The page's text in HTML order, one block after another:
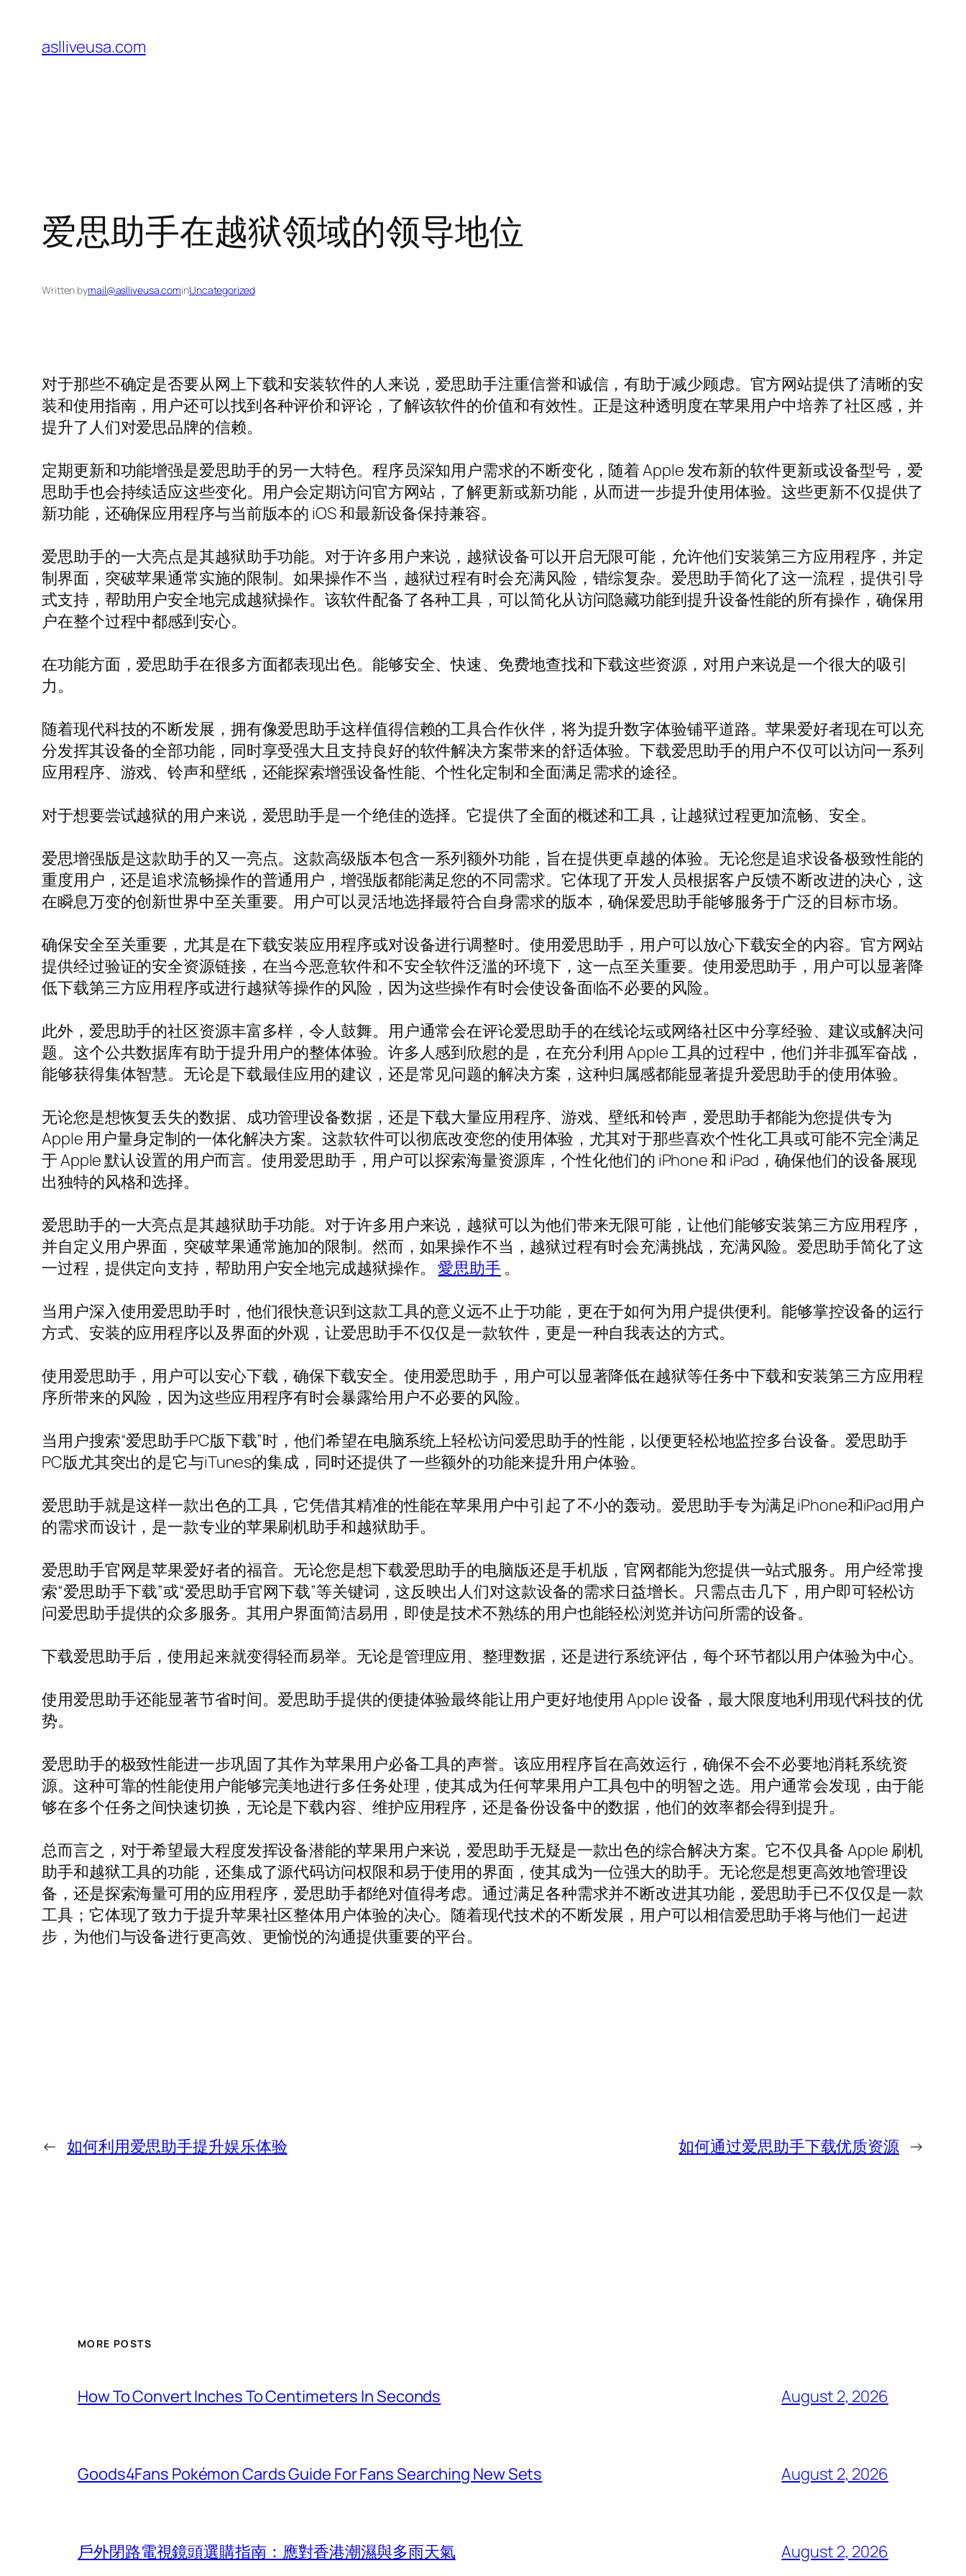
content
aslliveusa.com
爱思助手在越狱领域的领导地位
Written bymail@aslliveusa.cominUncategorized
对于那些不确定是否要从网上下载和安装软件的人来说，爱思助手注重信誉和诚信，有助于减少顾虑。官方网站提供了清晰的安
装和使用指南，用户还可以找到各种评价和评论，了解该软件的价值和有效性。正是这种透明度在苹果用户中培养了社区感，并
提升了人们对爱思品牌的信赖。
定期更新和功能增强是爱思助手的另一大特色。程序员深知用户需求的不断变化，随着 Apple 发布新的软件更新或设备型号，爱
思助手也会持续适应这些变化。用户会定期访问官方网站，了解更新或新功能，从而进一步提升使用体验。这些更新不仅提供了
新功能，还确保应用程序与当前版本的 iOS 和最新设备保持兼容。
爱思助手的一大亮点是其越狱助手功能。对于许多用户来说，越狱设备可以开启无限可能，允许他们安装第三方应用程序，并定
制界面，突破苹果通常实施的限制。如果操作不当，越狱过程有时会充满风险，错综复杂。爱思助手简化了这一流程，提供引导
式支持，帮助用户安全地完成越狱操作。该软件配备了各种工具，可以简化从访问隐藏功能到提升设备性能的所有操作，确保用
户在整个过程中都感到安心。
在功能方面，爱思助手在很多方面都表现出色。能够安全、快速、免费地查找和下载这些资源，对用户来说是一个很大的吸引
力。
随着现代科技的不断发展，拥有像爱思助手这样值得信赖的工具合作伙伴，将为提升数字体验铺平道路。苹果爱好者现在可以充
分发挥其设备的全部功能，同时享受强大且支持良好的软件解决方案带来的舒适体验。下载爱思助手的用户不仅可以访问一系列
应用程序、游戏、铃声和壁纸，还能探索增强设备性能、个性化定制和全面满足需求的途径。
对于想要尝试越狱的用户来说，爱思助手是一个绝佳的选择。它提供了全面的概述和工具，让越狱过程更加流畅、安全。
爱思增强版是这款助手的又一亮点。这款高级版本包含一系列额外功能，旨在提供更卓越的体验。无论您是追求设备极致性能的
重度用户，还是追求流畅操作的普通用户，增强版都能满足您的不同需求。它体现了开发人员根据客户反馈不断改进的决心，这
在瞬息万变的创新世界中至关重要。用户可以灵活地选择最符合自身需求的版本，确保爱思助手能够服务于广泛的目标市场。
确保安全至关重要，尤其是在下载安装应用程序或对设备进行调整时。使用爱思助手，用户可以放心下载安全的内容。官方网站
提供经过验证的安全资源链接，在当今恶意软件和不安全软件泛滥的环境下，这一点至关重要。使用爱思助手，用户可以显著降
低下载第三方应用程序或进行越狱等操作的风险，因为这些操作有时会使设备面临不必要的风险。
此外，爱思助手的社区资源丰富多样，令人鼓舞。用户通常会在评论爱思助手的在线论坛或网络社区中分享经验、建议或解决问
题。这个公共数据库有助于提升用户的整体体验。许多人感到欣慰的是，在充分利用 Apple 工具的过程中，他们并非孤军奋战，
能够获得集体智慧。无论是下载最佳应用的建议，还是常见问题的解决方案，这种归属感都能显著提升爱思助手的使用体验。
无论您是想恢复丢失的数据、成功管理设备数据，还是下载大量应用程序、游戏、壁纸和铃声，爱思助手都能为您提供专为
Apple 用户量身定制的一体化解决方案。这款软件可以彻底改变您的使用体验，尤其对于那些喜欢个性化工具或可能不完全满足
于 Apple 默认设置的用户而言。使用爱思助手，用户可以探索海量资源库，个性化他们的 iPhone 和 iPad，确保他们的设备展现
出独特的风格和选择。
爱思助手的一大亮点是其越狱助手功能。对于许多用户来说，越狱可以为他们带来无限可能，让他们能够安装第三方应用程序，
并自定义用户界面，突破苹果通常施加的限制。然而，如果操作不当，越狱过程有时会充满挑战，充满风险。爱思助手简化了这
一过程，提供定向支持，帮助用户安全地完成越狱操作。愛思助手 。
当用户深入使用爱思助手时，他们很快意识到这款工具的意义远不止于功能，更在于如何为用户提供便利。能够掌控设备的运行
方式、安装的应用程序以及界面的外观，让爱思助手不仅仅是一款软件，更是一种自我表达的方式。
使用爱思助手，用户可以安心下载，确保下载安全。使用爱思助手，用户可以显著降低在越狱等任务中下载和安装第三方应用程
序所带来的风险，因为这些应用程序有时会暴露给用户不必要的风险。
当用户搜索“爱思助手PC版下载”时，他们希望在电脑系统上轻松访问爱思助手的性能，以便更轻松地监控多台设备。爱思助手
PC版尤其突出的是它与iTunes的集成，同时还提供了一些额外的功能来提升用户体验。
爱思助手就是这样一款出色的工具，它凭借其精准的性能在苹果用户中引起了不小的轰动。爱思助手专为满足iPhone和iPad用户
的需求而设计，是一款专业的苹果刷机助手和越狱助手。
爱思助手官网是苹果爱好者的福音。无论您是想下载爱思助手的电脑版还是手机版，官网都能为您提供一站式服务。用户经常搜
索“爱思助手下载”或“爱思助手官网下载”等关键词，这反映出人们对这款设备的需求日益增长。只需点击几下，用户即可轻松访
问爱思助手提供的众多服务。其用户界面简洁易用，即使是技术不熟练的用户也能轻松浏览并访问所需的设备。
下载爱思助手后，使用起来就变得轻而易举。无论是管理应用、整理数据，还是进行系统评估，每个环节都以用户体验为中心。
使用爱思助手还能显著节省时间。爱思助手提供的便捷体验最终能让用户更好地使用 Apple 设备，最大限度地利用现代科技的优
势。
爱思助手的极致性能进一步巩固了其作为苹果用户必备工具的声誉。该应用程序旨在高效运行，确保不会不必要地消耗系统资
源。这种可靠的性能使用户能够完美地进行多任务处理，使其成为任何苹果用户工具包中的明智之选。用户通常会发现，由于能
够在多个任务之间快速切换，无论是下载内容、维护应用程序，还是备份设备中的数据，他们的效率都会得到提升。
总而言之，对于希望最大程度发挥设备潜能的苹果用户来说，爱思助手无疑是一款出色的综合解决方案。它不仅具备 Apple 刷机
助手和越狱工具的功能，还集成了源代码访问权限和易于使用的界面，使其成为一位强大的助手。无论您是想更高效地管理设
备，还是探索海量可用的应用程序，爱思助手都绝对值得考虑。通过满足各种需求并不断改进其功能，爱思助手已不仅仅是一款
工具；它体现了致力于提升苹果社区整体用户体验的决心。随着现代技术的不断发展，用户可以相信爱思助手将与他们一起进
步，为他们与设备进行更高效、更愉悦的沟通提供重要的平台。
← 如何利用爱思助手提升娱乐体验 如何通过爱思助手下载优质资源 →
MORE POSTS
How To Convert Inches To Centimeters In Seconds August 2, 2026
Goods4Fans Pokémon Cards Guide For Fans Searching New Sets August 2, 2026
戶外閉路電視鏡頭選購指南：應對香港潮濕與多雨天氣 August 2, 2026